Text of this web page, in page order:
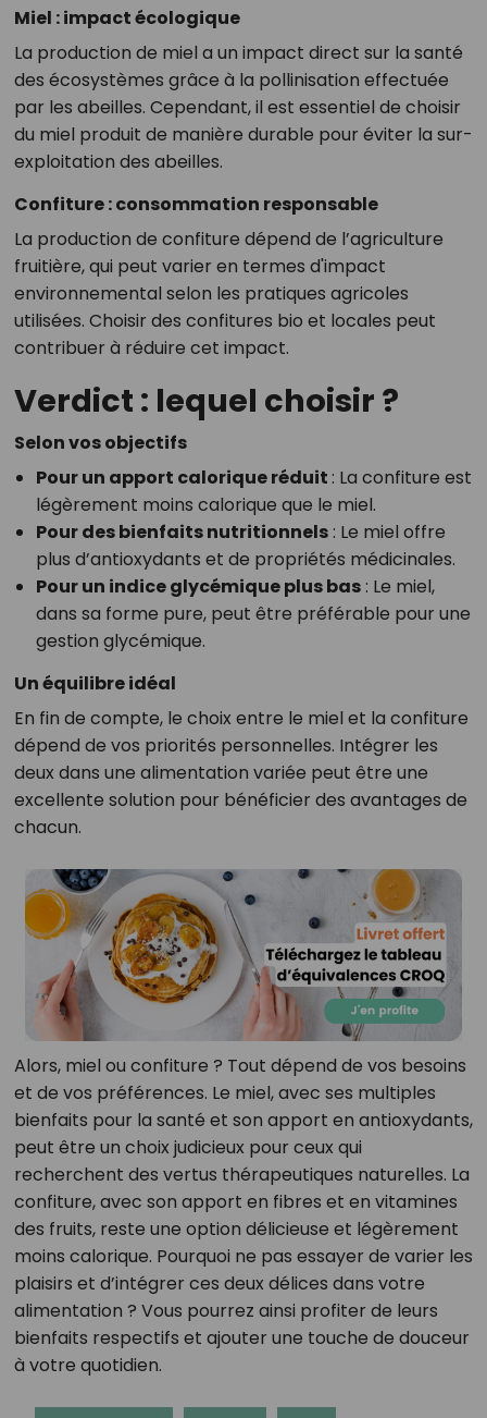
Miel : impact écologique
La production de miel a un impact direct sur la santé
des écosystèmes grâce à la pollinisation effectuée
par les abeilles. Cependant, il est essentiel de choisir
du miel produit de manière durable pour éviter la sur-
exploitation des abeilles.
Confiture : consommation responsable
La production de confiture dépend de l’agriculture
fruitière, qui peut varier en termes d'impact
environnemental selon les pratiques agricoles
utilisées. Choisir des confitures bio et locales peut
contribuer à réduire cet impact.
Verdict : lequel choisir ?
Selon vos objectifs
Pour un apport calorique réduit : La confiture est
légèrement moins calorique que le miel.
Pour des bienfaits nutritionnels: Le miel offre
plus d’antioxydants et de propriétés médicinales.
Pour un indice glycémique plus bas: Le miel,
dans sa forme pure, peut être préférable pour une
gestion glycémique.
Un équilibre idéal
En fin de compte, le choix entre le miel et la confiture
dépend de vos priorités personnelles. Intégrer les
deux dans une alimentation variée peut être une
excellente solution pour bénéficier des avantages de
chacun.
Alors, miel ou confiture ? Tout dépend de vos besoins
et de vos préférences. Le miel, avec ses multiples
bienfaits pour la santé et son apport en antioxydants,
peut être un choix judicieux pour ceux qui
recherchent des vertus thérapeutiques naturelles. La
confiture, avec son apport en fibres et en vitamines
des fruits, reste une option délicieuse et légèrement
moins calorique. Pourquoi ne pas essayer de varier les
plaisirs et d’intégrer ces deux délices dans votre
alimentation ? Vous pourrez ainsi profiter de leurs
bienfaits respectifs et ajouter une touche de douceur
à votre quotidien.